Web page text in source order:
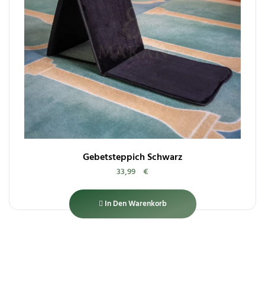
Gebetsteppich Schwarz
33,99 €
In Den Warenkorb